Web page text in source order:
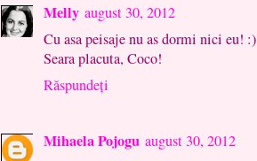
Melly august 30, 2012
Cu asa peisaje nu as dormi nici eu! :)
Seara placuta, Coco!
Răspundeți
Mihaela Pojogu august 30, 2012